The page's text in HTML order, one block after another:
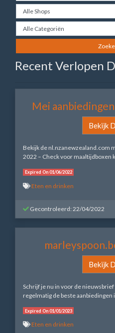
Recent Verlopen
Mei
Bekijk
Bekijk de nl.nzanewzealand.com
2022 – Check voor maaltijdboxen
Expired On 01/06/2022
Eten en drinken
Gecontroleerd: 22/04/2022
Bekijk
Schrijf je nu in voor de
regelmatig de beste aanbiedingen
Expired On 01/01/2023
Eten en drinken